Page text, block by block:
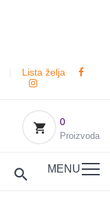
Lista želja
0
Proizvoda
MENU